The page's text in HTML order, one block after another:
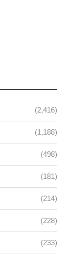
(2,416)
(1,188)
(498)
(181)
(214)
(228)
(233)